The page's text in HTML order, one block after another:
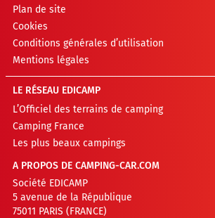
Plan de site
Cookies
Conditions générales d’utilisation
Mentions légales
LE RÉSEAU EDICAMP
L’Officiel des terrains de camping
Camping France
Les plus beaux campings
A PROPOS DE CAMPING-CAR.COM
Société EDICAMP
5 avenue de la République
75011 PARIS (FRANCE)